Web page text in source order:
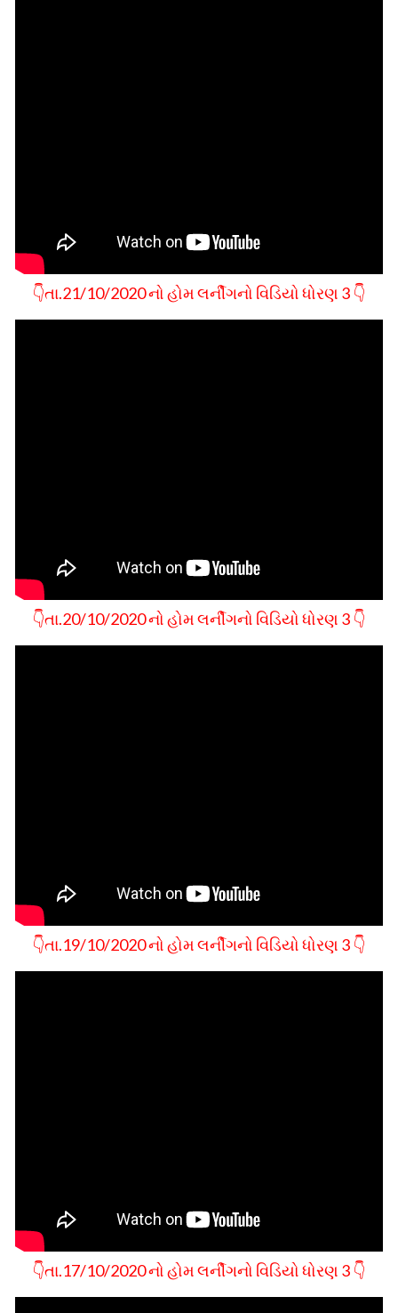
👇તા.21/10/2020 નો હોમ લર્નીગનો વિડિયો ધોરણ 3 👇
👇તા.20/10/2020 નો હોમ લર્નીગનો વિડિયો ધોરણ 3 👇
👇તા.19/10/2020 નો હોમ લર્નીગનો વિડિયો ધોરણ 3 👇
👇તા.17/10/2020 નો હોમ લર્નીગનો વિડિયો ધોરણ 3 👇